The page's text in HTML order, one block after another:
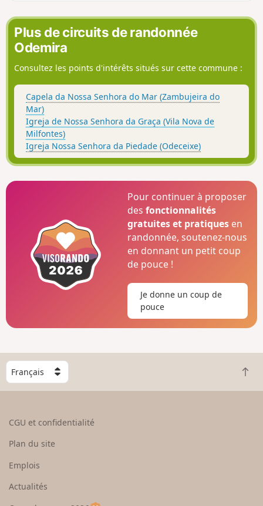
Plus de circuits de randonnée
Odemira
Consultez les points d'intérêts situés sur cette commune :
Capela da Nossa Senhora do Mar (Zambujeira do
Mar)
Igreja de Nossa Senhora da Graça (Vila Nova de
Milfontes)
Igreja Nossa Senhora da Piedade (Odeceixe)
Pour continuer à proposer
desfonctionnalités
gratuites et pratiques en
randonnée, soutenez-nous
en donnant un petit coup
de pouce !
Je donne un coup de
pouce
C
h
o
e
u
R
e
CGU et confidentialité
Plan du site
Emplois
Actualités